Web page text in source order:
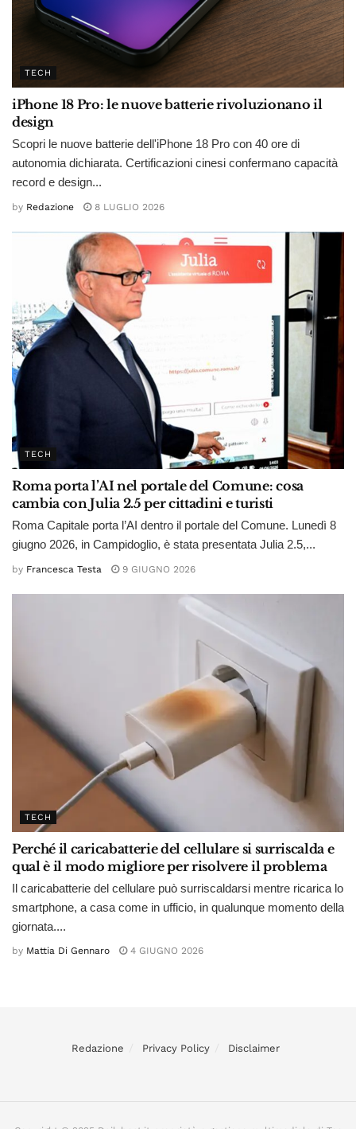
TECH
iPhone 18 Pro: le nuove batterie rivoluzionano il
design
Scopri le nuove batterie dell'iPhone 18 Pro con 40 ore di
autonomia dichiarata. Certificazioni cinesi confermano capacità
record e design...
by Redazione 8 LUGLIO 2026
TECH
Roma porta l’AI nel portale del Comune: cosa
cambia con Julia 2.5 per cittadini e turisti
Roma Capitale porta l’AI dentro il portale del Comune. Lunedì 8
giugno 2026, in Campidoglio, è stata presentata Julia 2.5,...
by Francesca Testa 9 GIUGNO 2026
TECH
Perché il caricabatterie del cellulare si surriscalda e
qual è il modo migliore per risolvere il problema
Il caricabatterie del cellulare può surriscaldarsi mentre ricarica lo
smartphone, a casa come in ufficio, in qualunque momento della
giornata....
by Mattia Di Gennaro 4 GIUGNO 2026
Redazione Privacy Policy Disclaimer